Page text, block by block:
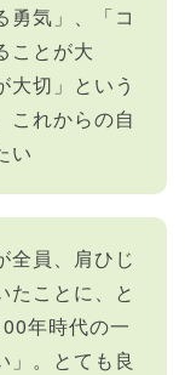
勇気」、「コ
ことが大
大切」という
これからの自
い
全員、肩ひじ
たことに、と
年時代の一
」。とても良